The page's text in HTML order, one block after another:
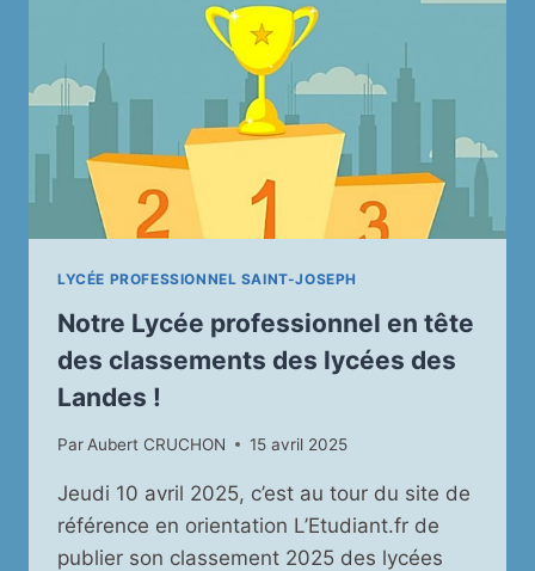
MARS@HACK
2025
VIDÉO)
LYCÉE PROFESSIONNEL SAINT-JOSEPH
Notre Lycée professionnel en tête
des classements des lycées des
Landes !
Par Aubert CRUCHON 15 avril 2025
Jeudi 10 avril 2025, c’est au tour du site de
référence en orientation L’Etudiant.fr de
publier son classement 2025 des lycées